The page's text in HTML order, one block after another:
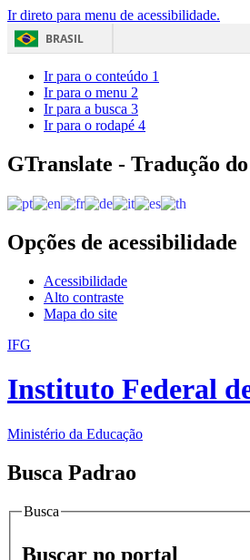
Ir direto para menu de acessibilidade.
BRASIL
Ir para o conteúdo 1
Ir para o menu 2
Ir para a busca 3
Ir para o rodapé 4
GTranslate - Tradução
Opções de acessibilidade
Acessibilidade
Alto contraste
Mapa do site
IFG
Instituto Federal
Ministério da Educação
Busca Padrao
Busca
Buscar no portal